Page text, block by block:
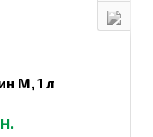
М,1 л